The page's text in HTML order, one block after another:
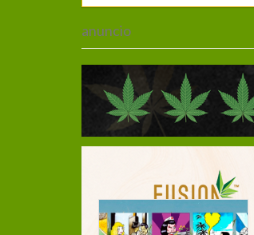
anuncio
Inicio> Sitios Solo Online> thebankbcn
All Sitios Solo Online in